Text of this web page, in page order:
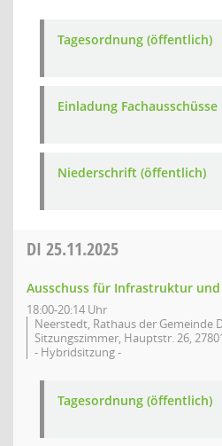
Tagesordnung (öffentlich)
Einladung Fachausschüsse
Niederschrift (öffentlich)
DI 25.11.2025
Ausschuss für Infrastruktur und
18:00-20:14 Uhr
Neerstedt, Rathaus der Gemeinde
Sitzungszimmer, Hauptstr. 26,
- Hybridsitzung -
Tagesordnung (öffentlich)